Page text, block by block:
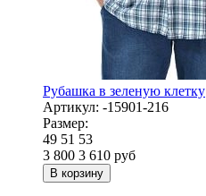
Рубашка в зеленую клетку
Артикул: -15901-216
Размер:
49 51 53
3 800 3 610 руб
В корзину